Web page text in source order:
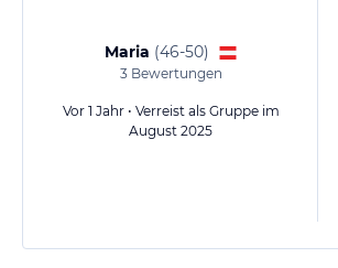
Maria (46-50)
3Bewertungen
Vor 1 Jahr • Verreist als Gruppe im
August 2025